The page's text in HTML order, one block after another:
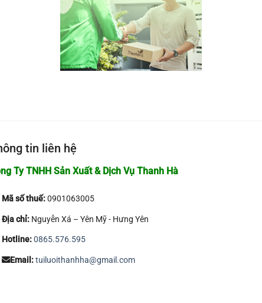
tin liên hệ
Ty TNHH Sản Xuất & Dịch Vụ Thanh Hà
Mã số thuế:0901063005
Địa chỉ:Nguyễn Xá – Yên Mỹ - Hưng Yên
Hotline:0865.576.595
Email:tuiluoithanhha@gmail.com